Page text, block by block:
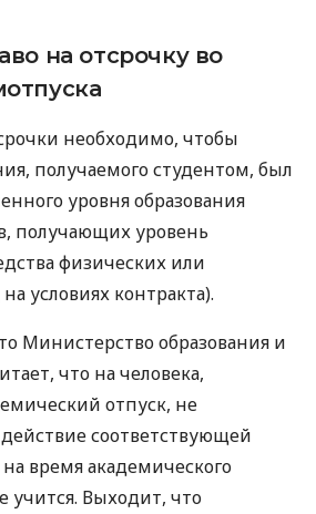
на отсрочку во
необходимо, чтобы
получаемого студентом, был
уровня образования
получающих уровень
физических или
условиях контракта).
Министерство образования и
что на человека,
отпуск, не
действие соответствующей
время академического
учится. Выходит, что